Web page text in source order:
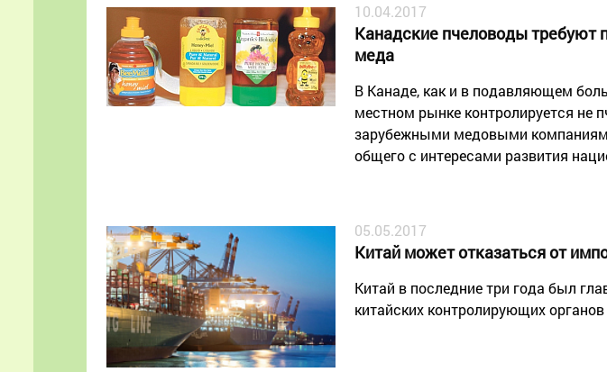
10.04.2017
Канадские пчеловоды требуют
меда
В Канаде, как и в подавляющем
местном рынке контролируется не
зарубежными медовыми
общего с интересами развития
05.05.2017
Китай может отказаться от
Китай в последние три года был
китайских контролирующих